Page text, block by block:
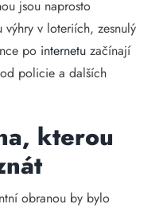
jsou naprosto
v loteriích, zesnulý
po internetu začínají
policie a dalších
kterou
obranou by bylo